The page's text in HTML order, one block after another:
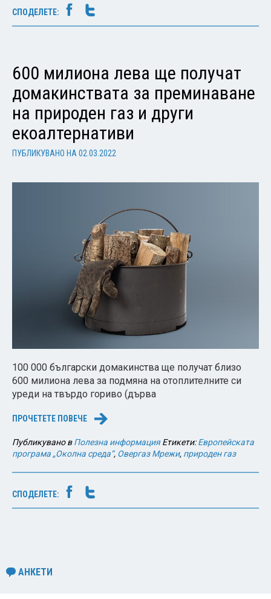
СПОДЕЛЕТЕ:
600 милиона лева ще получат
домакинствата за преминаване
на природен газ и други
екоалтернативи
ПУБЛИКУВАНО НА 02.03.2022
100 000 български домакинства ще получат близо
600 милиона лева за подмяна на отоплителните си
уреди на твърдо гориво (дърва
ПРОЧЕТЕТЕ ПОВЕЧЕ →
Публикувано вПолезна информация Етикети:Европейската
програма „Околна среда“, Овергаз Мрежи, природен газ
СПОДЕЛЕТЕ:
АНКЕТИ